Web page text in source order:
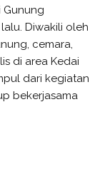
Gunung
Diwakili oleh
cemara,
di area Kedai
dari kegiatan
bekerjasama